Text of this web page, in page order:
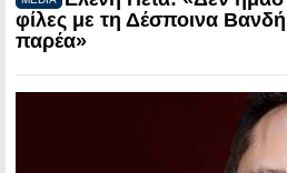
φίλες με τη Δέσποινα
παρέα»